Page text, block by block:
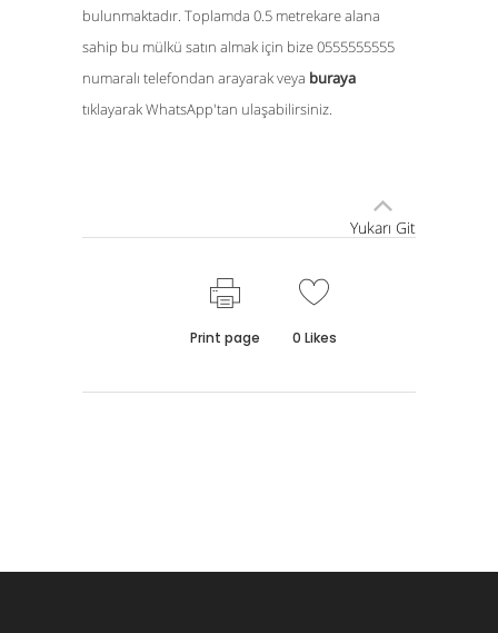
bulunmaktadır. Toplamda 0.5 metrekare alana
sahip bu mülkü satın almak için bize 0555555555
numaralı telefondan arayarak veya buraya
tıklayarak WhatsApp'tan ulaşabilirsiniz.
Yukarı Git
Print page 0 Likes